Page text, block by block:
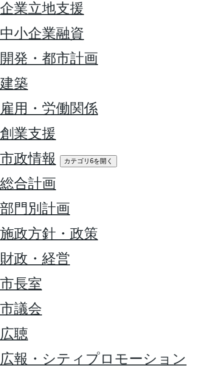
企業立地支援
中小企業融資
開発・都市計画
建築
雇用・労働関係
創業支援
市政情報
カテゴリ6を開く
総合計画
部門別計画
施政方針・政策
財政・経営
市長室
市議会
広聴
広報・シティプロモーション